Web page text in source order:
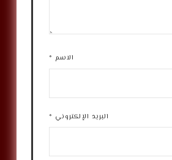
الاسم *
البريد الإلكتروني *